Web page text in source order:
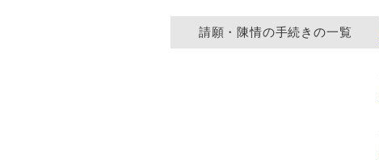
請願・陳情の手続きの一覧